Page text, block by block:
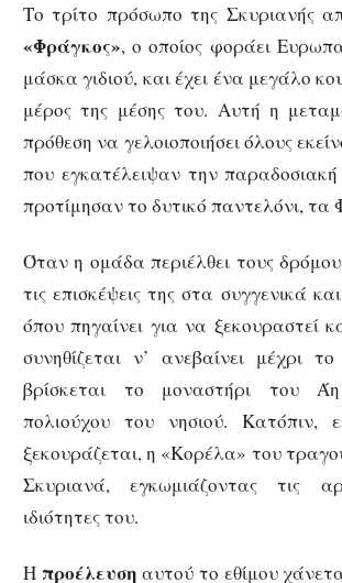
Το τρίτο πρόσωπο της Σκυριανής
«Φράγκος», ο οποίος φοράει
μάσκα γιδιού, και έχει ένα μεγάλο
μέρος της μέσης του. Αυτή η
πρόθεση να γελοιοποιήσει όλους
που εγκατέλειψαν την
προτίμησαν το δυτικό παντελόνι, τα
Όταν η ομάδα περιέλθει τους
τις επισκέψεις της στα συγγενικά
όπου πηγαίνει για να ξεκουραστεί
συνηθίζεται ν’ ανεβαίνει μέχρι
βρίσκεται το μοναστήρι του
πολιούχου του νησιού. Κατόπιν,
ξεκουράζεται, η «Κορέλα» του
Σκυριανά, εγκωμιάζοντας τις
ιδιότητες του.
Η προέλευσηαυτού το εθίμου